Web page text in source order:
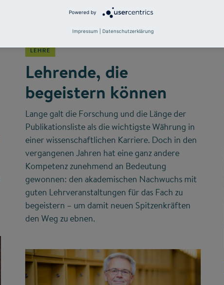
LEHRE
Lehrende, die
begeistern können
Lange galt die Forschung und die Länge der
Publikationsliste als die wichtigste Währung in
einer wissenschaftlichen Karriere. Doch in den
vergangenen Jahren hat eine ganz andere
Kompetenz zunehmend an Bedeutung
gewonnen: den akademischen Nachwuchs mit
guten Lehrveranstaltungen für das Fach zu
begeistern – um damit neuen Spitzenkräften
den Weg zu ebnen.
Powered by
Impressum Datenschutzerklärung